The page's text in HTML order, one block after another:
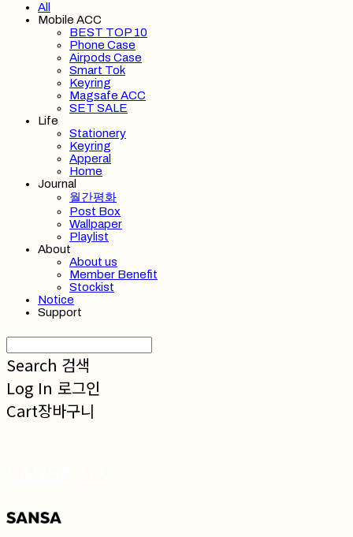
All
Mobile ACC
BEST TOP 10
Phone Case
Airpods Case
Smart Tok
Keyring
Magsafe ACC
SET SALE
Life
Stationery
Keyring
Apperal
Home
Journal
월간평화
Post Box
Wallpaper
Playlist
About
About us
Member Benefit
Stockist
Notice
Support
Search 검색
Log In 로그인
Cart장바구니